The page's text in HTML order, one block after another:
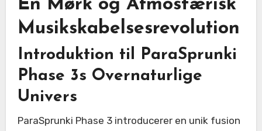
En Mørk og Atmosfærisk
Musikskabelsesrevolution
Introduktion til ParaSprunki
Phase 3s Overnaturlige
Univers
ParaSprunki Phase 3 introducerer en unik fusion